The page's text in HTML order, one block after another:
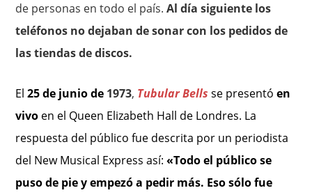
de personas en todo el país.Al día siguiente los
teléfonos no dejaban de sonar con los pedidos de
las tiendas de discos.
El25 de junio de 1973, Tubular Bells se presentóen
vivo en el Queen Elizabeth Hall de Londres. La
respuesta del público fue descrita por un periodista
del New Musical Express así:«Todo el público se
puso de pie y empezó a pedir más. Eso sólo fue